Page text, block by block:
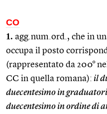
CO
1. agg.num.ord., che in
occupa il posto
(rappresentato da 200°
CC in quella romana): il
duecentesimo in
duecentesimo in ordine di